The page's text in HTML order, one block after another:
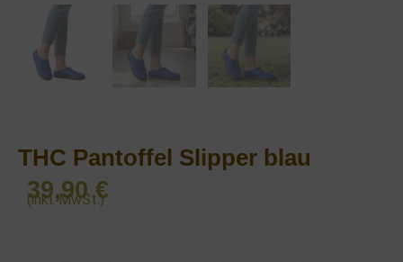
THC Pantoffel Slipper blau
39,90€
(inkl. MwSt.)